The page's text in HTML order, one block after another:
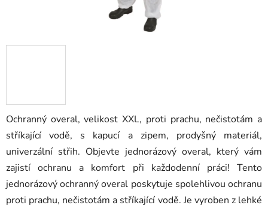
Ochranný overal, velikost XXL, proti prachu, nečistotám a
stříkající vodě, s kapucí a zipem, prodyšný materiál,
univerzální střih. Objevte jednorázový overal, který vám
zajistí ochranu a komfort při každodenní práci! Tento
jednorázový ochranný overal poskytuje spolehlivou ochranu
proti prachu, nečistotám a stříkající vodě. Je vyroben z lehké